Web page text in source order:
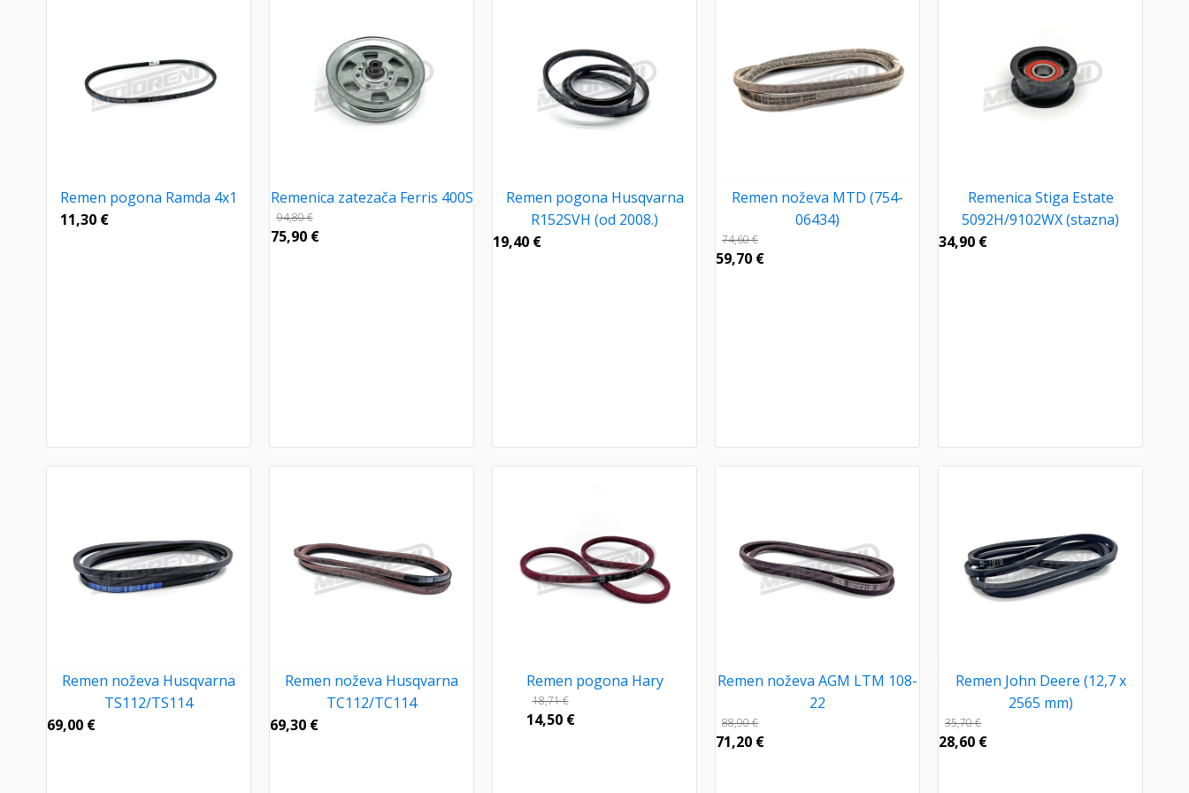
Remen pogona Ramda 4x1
11,30 €
Remenica zatezača Ferris 400S
94,80€
75,90 €
Remen pogona Husqvarna
R152SVH (od 2008.)
19,40 €
Remen noževa MTD (754-
06434)
74,60€
59,70 €
Remenica Stiga Estate
5092H/9102WX (stazna)
34,90 €
Remen noževa Husqvarna
TS112/TS114
69,00 €
Remen noževa Husqvarna
TC112/TC114
69,30 €
Remen pogona Hary
18,71€
14,50 €
Remen noževa AGM LTM 108-
22
88,90€
71,20 €
Remen John Deere (12,7 x
2565 mm)
35,70€
28,60 €